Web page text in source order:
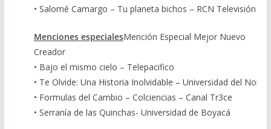
• Salomé Camargo – Tu planeta bichos – RCN Televisión
Menciones especialesMención Especial Mejor Nuevo
Creador
• Bajo el mismo cielo – Telepacifico
• Te Olvide: Una Historia Inolvidable – Universidad del Norte
• Formulas del Cambio – Colciencias – Canal Tr3ce
• Serranía de las Quinchas- Universidad de Boyacá